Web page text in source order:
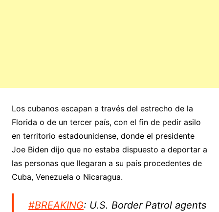
Los cubanos escapan a través del estrecho de la
Florida o de un tercer país, con el fin de pedir asilo
en territorio estadounidense, donde el presidente
Joe Biden dijo que no estaba dispuesto a deportar a
las personas que llegaran a su país procedentes de
Cuba, Venezuela o Nicaragua.
#BREAKING: U.S. Border Patrol agents